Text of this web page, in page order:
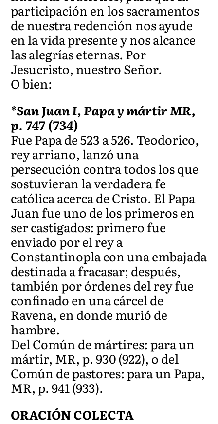
participación en los sacramentos
de nuestra redención nos ayude
en la vida presente y nos alcance
las alegrías eternas. Por
Jesucristo, nuestro Señor.
O bien:
*San Juan I, Papa y mártir MR,
p. 747 (734)
Fue Papa de 523 a 526. Teodorico,
rey arriano, lanzó una
persecución contra todos los que
sostuvieran la verdadera fe
católica acerca de Cristo. El Papa
Juan fue uno de los primeros en
ser castigados: primero fue
enviado por el rey a
Constantinopla con una embajada
destinada a fracasar; después,
también por órdenes del rey fue
confinado en una cárcel de
Ravena, en donde murió de
hambre.
Del Común de mártires: para un
mártir, MR, p. 930 (922), o del
Común de pastores: para un Papa,
MR, p. 941 (933).
ORACIÓN COLECTA